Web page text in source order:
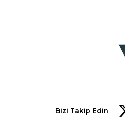
Bizi Takip Edin